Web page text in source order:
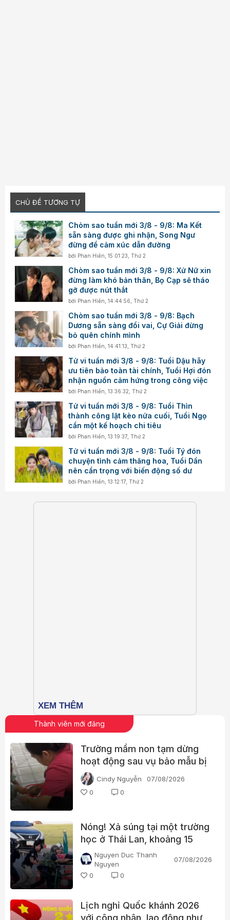
CHỦ ĐỀ TƯƠNG TỰ
Chòm sao tuần mới 3/8 - 9/8: Ma Kết
sẵn sàng được ghi nhận, Song Ngư
đừng để cảm xúc dẫn đường
bởi Phan Hiền ,15:01:23, Thứ 2
Chòm sao tuần mới 3/8 - 9/8: Xử Nữ xin
đừng làm khó bản thân, Bọ Cạp sẽ tháo
gỡ được nút thắt
bởi Phan Hiền ,14:44:56, Thứ 2
Chòm sao tuần mới 3/8 - 9/8: Bạch
Dương sẵn sàng đổi vai, Cự Giải đừng
bỏ quên chính mình
bởi Phan Hiền ,14:41:13, Thứ 2
Tử vi tuần mới 3/8 - 9/8: Tuổi Dậu hãy
ưu tiên bảo toàn tài chính, Tuổi Hợi đón
nhận nguồn cảm hứng trong công việc
bởi Phan Hiền ,13:36:32, Thứ 2
Tử vi tuần mới 3/8 - 9/8: Tuổi Thìn
thành công lật kèo nửa cuối, Tuổi Ngọ
cần một kế hoạch chi tiêu
bởi Phan Hiền ,13:19:37, Thứ 2
Tử vi tuần mới 3/8 - 9/8: Tuổi Tý đón
chuyện tình cảm thăng hoa, Tuổi Dần
nên cẩn trọng với biến động số dư
bởi Phan Hiền ,13:12:17, Thứ 2
Thành viên mới đăng
Trường mầm non tạm dừng
hoạt động sau vụ bảo mẫu bị
tố bạo hành trẻ
Cindy Nguyễn
07/08/2026
0
0
Nóng! Xả súng tại một trường
học ở Thái Lan, khoảng 15
người bị thương
Nguyen Duc Thanh
Nguyen
07/08/2026
0
0
Lịch nghỉ Quốc khánh 2026
với công nhân, lao động như